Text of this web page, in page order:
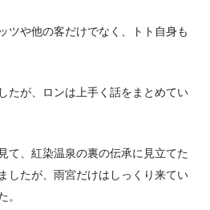
ツや他の客だけでなく、トト自身も
たが、ロンは上手く話をまとめてい
て、紅染温泉の裏の伝承に見立てた
したが、雨宮だけはしっくり来てい
。